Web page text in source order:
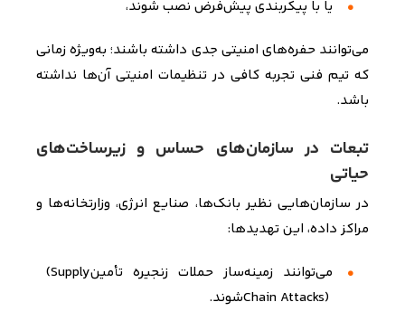
یا با پیکربندی پیش‌فرض نصب شوند،
می‌توانند حفره‌های امنیتی جدی داشته باشند؛ به‌ویژه زمانی
که تیم فنی تجربه کافی در تنظیمات امنیتی آن‌ها نداشته
باشد.
تبعات در سازمان‌های حساس و زیرساخت‌های
حیاتی
در سازمان‌هایی نظیر بانک‌ها، صنایع انرژی، وزارتخانه‌ها و
مراکز داده، این تهدیدها:
می‌توانند زمینه‌ساز حملات زنجیره تأمین(Supply
Chain Attacks)شوند.